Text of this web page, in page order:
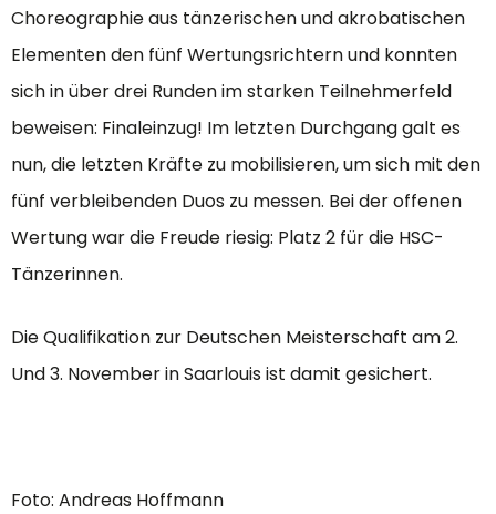
Choreographie aus tänzerischen und akrobatischen
Elementen den fünf Wertungsrichtern und konnten
sich in über drei Runden im starken Teilnehmerfeld
beweisen: Finaleinzug! Im letzten Durchgang galt es
nun, die letzten Kräfte zu mobilisieren, um sich mit den
fünf verbleibenden Duos zu messen. Bei der offenen
Wertung war die Freude riesig: Platz 2 für die HSC-
Tänzerinnen.
Die Qualifikation zur Deutschen Meisterschaft am 2.
Und 3. November in Saarlouis ist damit gesichert.
Foto: Andreas Hoffmann